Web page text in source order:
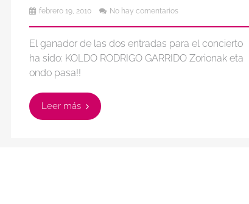
febrero 19, 2010 No hay comentarios
El ganador de las dos entradas para el concierto
ha sido: KOLDO RODRIGO GARRIDO Zorionak eta
ondo pasa!!
Leer más